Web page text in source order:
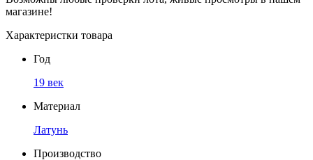
магазине!
Характеристки товара
Год
19 век
Материал
Латунь
Производство